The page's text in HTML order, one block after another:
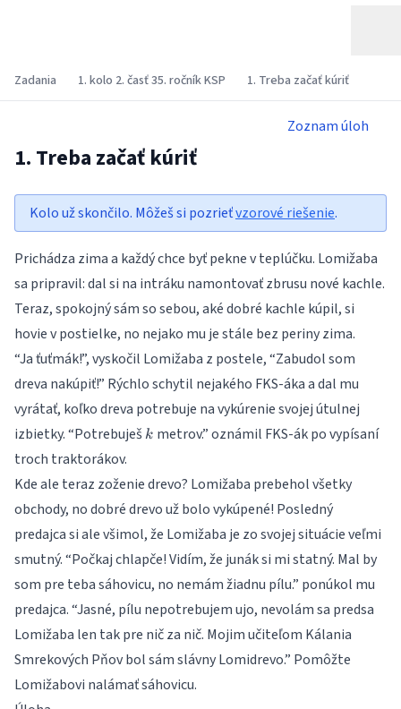
Zadania 1. kolo 2. časť 35. ročník KSP 1. Treba začať kúriť
Zoznam úloh
1. Treba začať kúriť
Kolo už skončilo. Môžeš si pozrieťvzorové riešenie.
Prichádza zima a každý chce byť pekne v teplúčku. Lomižaba
sa pripravil: dal si na intráku namontovať zbrusu nové kachle.
Teraz, spokojný sám so sebou, aké dobré kachle kúpil, si
hovie v postielke, no nejako mu je stále bez periny zima.
“Ja ťuťmák!”, vyskočil Lomižaba z postele, “Zabudol som
dreva nakúpiť!” Rýchlo schytil nejakého FKS-áka a dal mu
vyrátať, koľko dreva potrebuje na vykúrenie svojej útulnej
izbietky. “Potrebuješ k
k metrov.” oznámil FKS-ák po vypísaní
troch traktorákov.
Kde ale teraz zoženie drevo? Lomižaba prebehol všetky
obchody, no dobré drevo už bolo vykúpené! Posledný
predajca si ale všimol, že Lomižaba je zo svojej situácie veľmi
smutný. “Počkaj chlapče! Vidím, že junák si mi statný. Mal by
som pre teba sáhovicu, no nemám žiadnu pílu.” ponúkol mu
predajca. “Jasné, pílu nepotrebujem ujo, nevolám sa predsa
Lomižaba len tak pre nič za nič. Mojim učiteľom Kálania
Smrekových Pňov bol sám slávny Lomidrevo.” Pomôžte
Lomižabovi nalámať sáhovicu.